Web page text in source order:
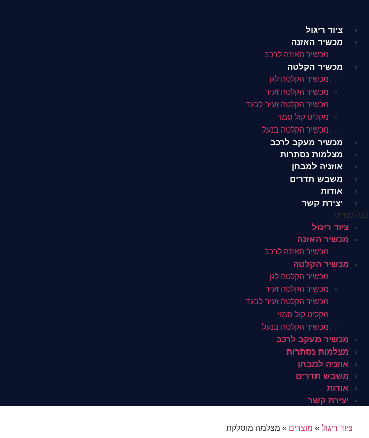
ציוד ריגול
מכשיר האזנה
מכשיר האזנה לרכב
מכשיר הקלטה
מכשיר הקלטה לגן
מכשיר הקלטה זעיר
מכשיר הקלטה זעיר לבגד
מקליט קול סמוי
מכשיר הקלטה בנעל
מכשיר מעקב לרכב
מצלמות נסתרות
אוזניה למבחן
משבש תדרים
אודות
יצירת קשר
תפריט
ציוד ריגול
מכשיר האזנה
מכשיר האזנה לרכב
מכשיר הקלטה
מכשיר הקלטה לגן
מכשיר הקלטה זעיר
מכשיר הקלטה זעיר לבגד
מקליט קול סמוי
מכשיר הקלטה בנעל
מכשיר מעקב לרכב
מצלמות נסתרות
אוזניה למבחן
משבש תדרים
אודות
יצירת קשר
ציוד ריגול » מוצרים » מצלמה מוסלקת